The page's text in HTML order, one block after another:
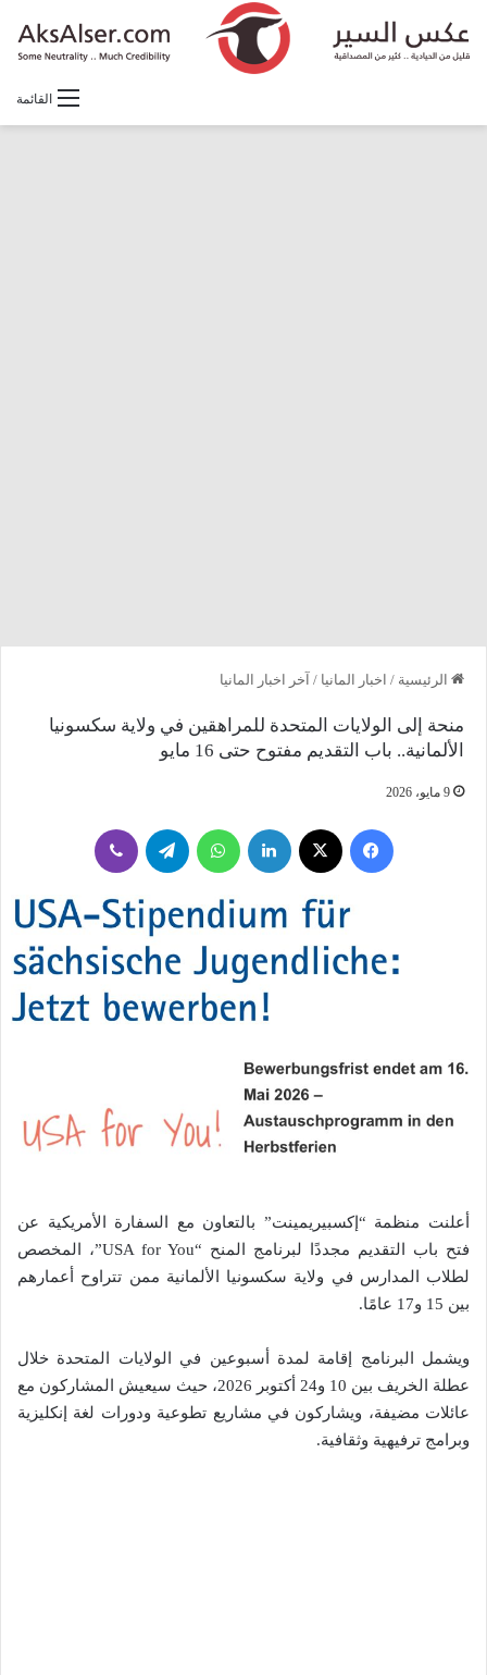
القائمة
الرئيسية / اخبار المانيا / آخر اخبار المانيا
منحة إلى الولايات المتحدة للمراهقين في ولاية سكسونيا
الألمانية.. باب التقديم مفتوح حتى 16 مايو
9 مايو، 2026
فيسبوك لينكدإن واتساب تيلقرام
أعلنت منظمة “إكسبيريمينت” بالتعاون مع السفارة الأمريكية عن
فتح باب التقديم مجددًا لبرنامج المنح “USA for You”، المخصص
لطلاب المدارس في ولاية سكسونيا الألمانية ممن تتراوح أعمارهم
بين 15 و17 عامًا.
ويشمل البرنامج إقامة لمدة أسبوعين في الولايات المتحدة خلال
عطلة الخريف بين 10 و24 أكتوبر 2026، حيث سيعيش المشاركون مع
عائلات مضيفة، ويشاركون في مشاريع تطوعية ودورات لغة إنكليزية
وبرامج ترفيهية وثقافية.